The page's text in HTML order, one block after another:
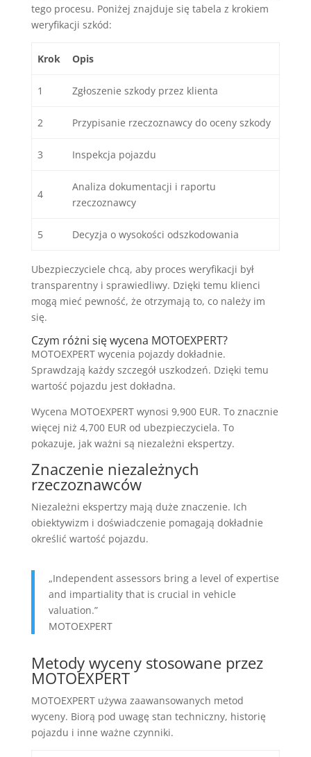
tego procesu. Poniżej znajduje się tabela z krokiem
weryfikacji szkód:
Krok Opis
1 Zgłoszenie szkody przez klienta
2 Przypisanie rzeczoznawcy do oceny szkody
3 Inspekcja pojazdu
4
Analiza dokumentacji i raportu
rzeczoznawcy
5 Decyzja o wysokości odszkodowania
Ubezpieczyciele chcą, aby proces weryfikacji był
transparentny i sprawiedliwy. Dzięki temu klienci
mogą mieć pewność, że otrzymają to, co należy im
się.
Czym różni się wycena MOTOEXPERT?
MOTOEXPERT wycenia pojazdy dokładnie.
Sprawdzają każdy szczegół uszkodzeń. Dzięki temu
wartość pojazdu jest dokładna.
Wycena MOTOEXPERT wynosi 9,900 EUR. To znacznie
więcej niż 4,700 EUR od ubezpieczyciela. To
pokazuje, jak ważni są niezależni ekspertzy.
Znaczenie niezależnych
rzeczoznawców
Niezależni ekspertzy mają duże znaczenie. Ich
obiektywizm i doświadczenie pomagają dokładnie
określić wartość pojazdu.
„Independent assessors bring a level of expertise
and impartiality that is crucial in vehicle
valuation.”
MOTOEXPERT
Metody wyceny stosowane przez
MOTOEXPERT
MOTOEXPERT używa zaawansowanych metod
wyceny. Biorą pod uwagę stan techniczny, historię
pojazdu i inne ważne czynniki.